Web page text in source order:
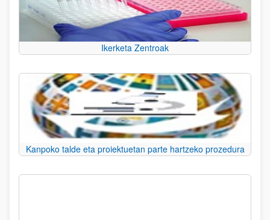
Ikerketa Zentroak
Kanpoko talde eta proiektuetan parte hartzeko prozedura